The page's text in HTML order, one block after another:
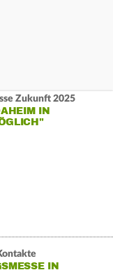
Zukunft 2025
IN
IN